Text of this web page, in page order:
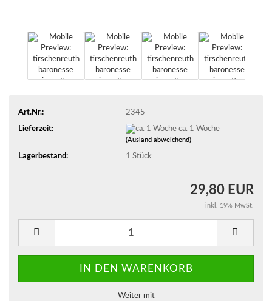
Art.Nr.: 2345
Lieferzeit: ca. 1 Woche
(Ausland abweichend)
Lagerbestand: 1 Stück
29,80 EUR
inkl. 19% MwSt.
Weiter mit